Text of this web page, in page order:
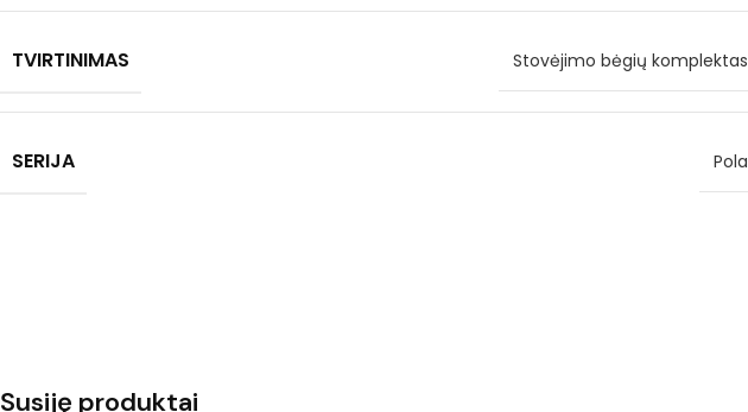
TVIRTINIMAS Stovėjimo bėgių komplektas
SERIJA Pola
Susiję produktai